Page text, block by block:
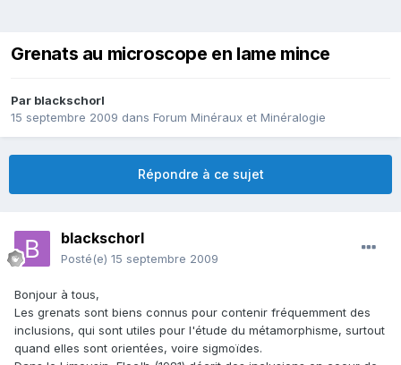
Grenats au microscope en lame mince
Par blackschorl
15 septembre 2009 dans Forum Minéraux et Minéralogie
Répondre à ce sujet
blackschorl
Posté(e) 15 septembre 2009
Bonjour à tous,
Les grenats sont biens connus pour contenir fréquemment des
inclusions, qui sont utiles pour l'étude du métamorphisme, surtout
quand elles sont orientées, voire sigmoïdes.